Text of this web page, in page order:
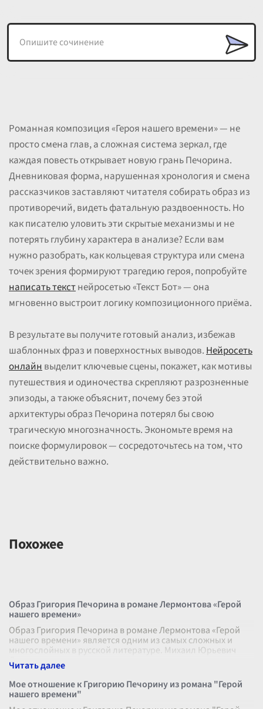
Романная композиция «Героя нашего времени» — не
просто смена глав, а сложная система зеркал, где
каждая повесть открывает новую грань Печорина.
Дневниковая форма, нарушенная хронология и смена
рассказчиков заставляют читателя собирать образ из
противоречий, видеть фатальную раздвоенность. Но
как писателю уловить эти скрытые механизмы и не
потерять глубину характера в анализе? Если вам
нужно разобрать, как кольцевая структура или смена
точек зрения формируют трагедию героя, попробуйте
написать текстнейросетью «Текст Бот» — она
мгновенно выстроит логику композиционного приёма.
В результате вы получите готовый анализ, избежав
шаблонных фраз и поверхностных выводов.Нейросеть
онлайнвыделит ключевые сцены, покажет, как мотивы
путешествия и одиночества скрепляют разрозненные
эпизоды, а также объяснит, почему без этой
архитектуры образ Печорина потерял бы свою
трагическую многозначность. Экономьте время на
поиске формулировок — сосредоточьтесь на том, что
действительно важно.
Похожее
Образ Григория Печорина в романе Лермонтова «Герой
нашего времени»
Образ Григория Печорина в романе Лермонтова «Герой
нашего времени» является одним из самых сложных и
многослойных в русской литературе. Михаил Юрьевич
Лермонтов создал героя, котор
Мое отношение к Григорию Печорину из романа "Герой
нашего времени"